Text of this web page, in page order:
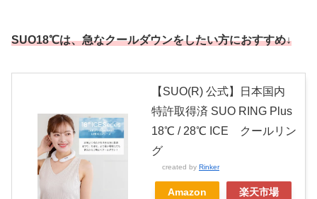
SUO18℃は、急なクールダウンをしたい方におすすめ↓
【SUO(R) 公式】日本国内
特許取得済 SUO RING Plus
18℃ / 28℃ ICE クールリン
グ
created by Rinker
Amazon 楽天市場